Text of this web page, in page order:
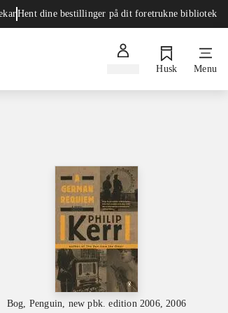
Hent dine bestillinger på dit foretrukne bibliotek
Husk Menu
Bog, Penguin, new pbk. edition 2006, 2006